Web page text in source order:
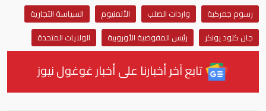
رسوم جمركية
واردات الصلب الألمنيوم
السياسة التجارية
جان كلود يونكر
رئيس المفوضية الأوروبية الولايات المتحدة
تابع آخر أخبارنا على أخبار غوغول نيوز